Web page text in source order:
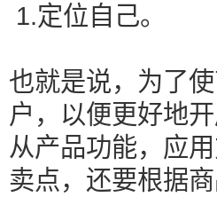
1.定位自己。
也就是说，为了
户，以便更好地
从产品功能，应
卖点，还要根据